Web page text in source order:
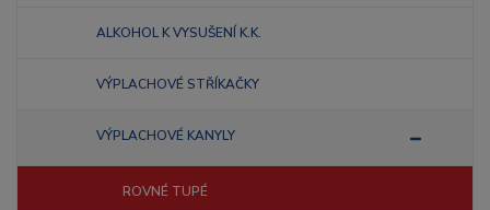
ALKOHOL K VYSUŠENÍ K.K.
VÝPLACHOVÉ STŘÍKAČKY
VÝPLACHOVÉ KANYLY
ROVNÉ TUPÉ